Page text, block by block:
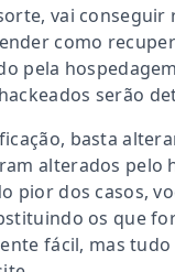
vai
como
pela
serão
basta
alterados pelo
pior dos casos,
os que
fácil, mas